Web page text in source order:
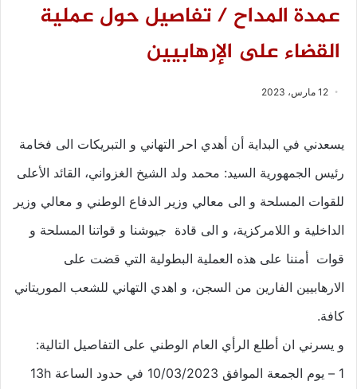
عمدة المداح / تفاصيل حول عملية
القضاء على الإرهابيين
12 مارس، 2023
يسعدني في البداية أن أهدي احر التهاني و التبريكات الى فخامة
رئيس الجمهورية السيد: محمد ولد الشيخ الغزواني، القائد الأعلى
للقوات المسلحة و الى معالي وزير الدفاع الوطني و معالي وزير
الداخلية و اللامركزية، و الى قادة جيوشنا و قواتنا المسلحة و
قوات أمننا على هذه العملية البطولية التي قضت على
الارهابيين الفارين من السجن، و اهدي التهاني للشعب الموريتاني
كافة.
و يسرني ان أطلع الرأي العام الوطني على التفاصيل التالية:
1 – يوم الجمعة الموافق 10/03/2023 في حدود الساعة 13h